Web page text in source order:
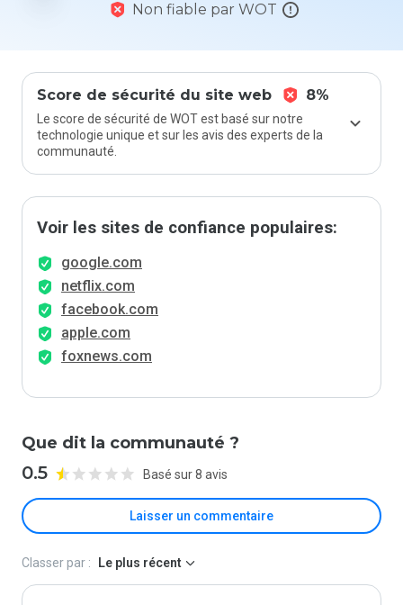
Non fiable par WOT
Score de sécurité du site web 8%
Le score de sécurité de WOT est basé sur notre
technologie unique et sur les avis des experts de la
communauté.
Voir les sites de confiance populaires:
google.com
netflix.com
facebook.com
apple.com
foxnews.com
Que dit la communauté ?
0.5 Basé sur 8 avis
Laisser un commentaire
Classer par : Le plus récent